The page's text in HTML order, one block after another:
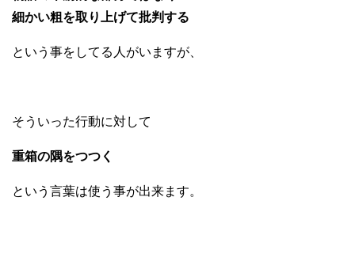
細かい粗を取り上げて批判する
という事をしてる人がいますが、
そういった行動に対して
重箱の隅をつつく
という言葉は使う事が出来ます。